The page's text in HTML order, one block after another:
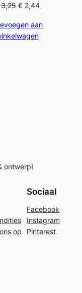
€ 2,44
aan
ontwerp!
op
Sociaal
Facebook
Instagram
Pinterest